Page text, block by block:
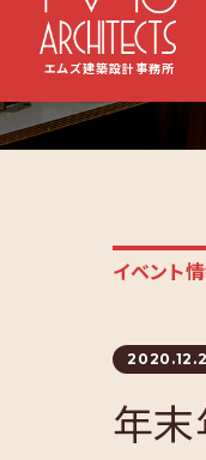
エムズ建築設計事務所
イベント
年末